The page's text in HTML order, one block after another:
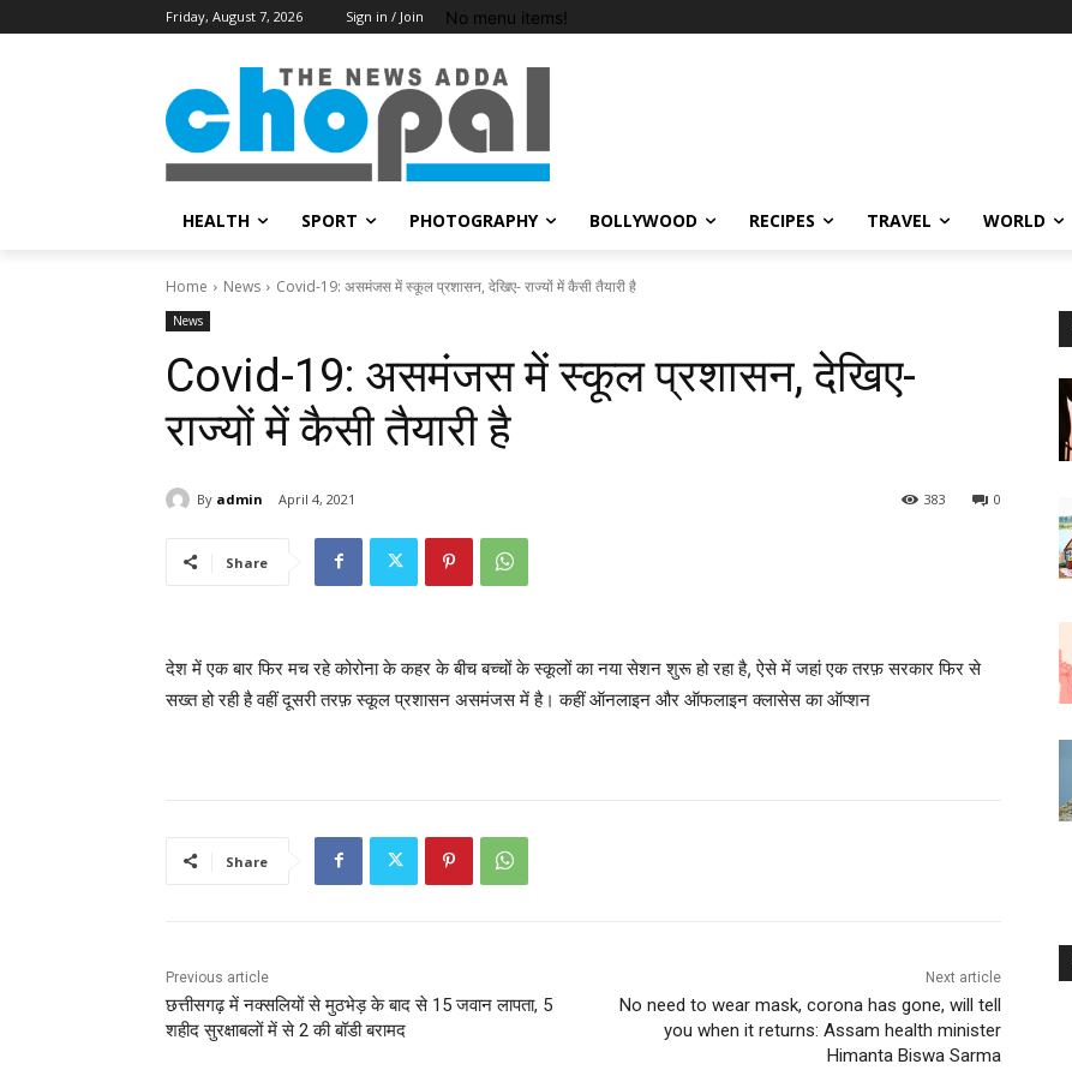
Friday, August 7, 2026 Sign in / Join No menu items!
HEALTH SPORT PHOTOGRAPHY BOLLYWOOD RECIPES TRAVEL WORLD
Home News Covid-19: असमंजस में स्कूल प्रशासन, देखिए- राज्यों में कैसी तैयारी है
News
Covid-19: असमंजस में स्कूल प्रशासन, देखिए-
राज्यों में कैसी तैयारी है
By admin April 4, 2021 0
383
Share
देश में एक बार फिर मच रहे कोरोना के कहर के बीच बच्चों के स्कूलों का नया सेशन शुरू हो रहा है, ऐसे में जहां एक तरफ़ सरकार फिर से
सख्त हो रही है वहीं दूसरी तरफ़ स्कूल प्रशासन असमंजस में है। कहीं ऑनलाइन और ऑफलाइन क्लासेस का ऑप्शन
Share
Previous article
छत्तीसगढ़ में नक्सलियों से मुठभेड़ के बाद से 15 जवान लापता, 5
शहीद सुरक्षाबलों में से 2 की बॉडी बरामद
Next article
No need to wear mask, corona has gone, will tell
you when it returns: Assam health minister
Himanta Biswa Sarma